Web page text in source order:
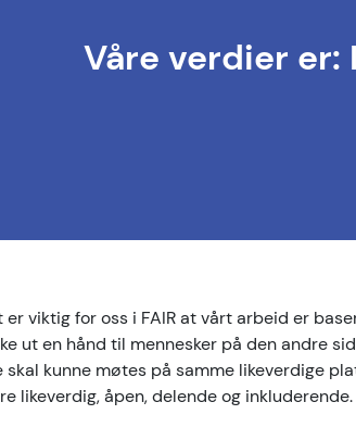
Våre verdier
er viktig for oss i FAIR at vårt arbeid er
ut en hånd til mennesker på den andre
skal kunne møtes på samme likeverdige
likeverdig, åpen, delende og inkluderende.